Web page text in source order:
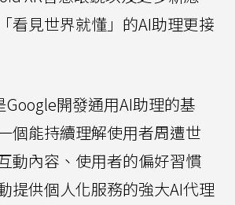
看見世界就懂」的AI助理更接
Google開發通用AI助理的基
個能持續理解使用者周遭世
動內容、使用者的偏好習慣
提供個人化服務的強大AI代理